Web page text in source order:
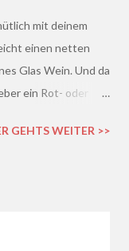
mit deinem
einen netten
Glas Wein. Und da
ein Rot- oder
du so wie ich kaum
GEHTS WEITER >>